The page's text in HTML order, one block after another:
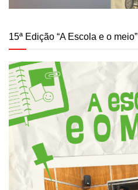
15ª Edição “A Escola e o meio”